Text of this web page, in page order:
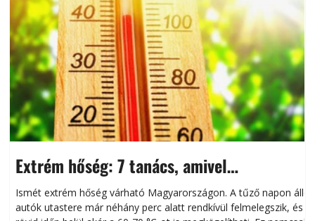
Extrém hőség: 7 tanács, amivel
megóvhatjuk autónkat a nyári károktól
Ismét extrém hőség várható Magyarországon. A tűző napon álló
autók utastere már néhány perc alatt rendkívül felmelegszik, és